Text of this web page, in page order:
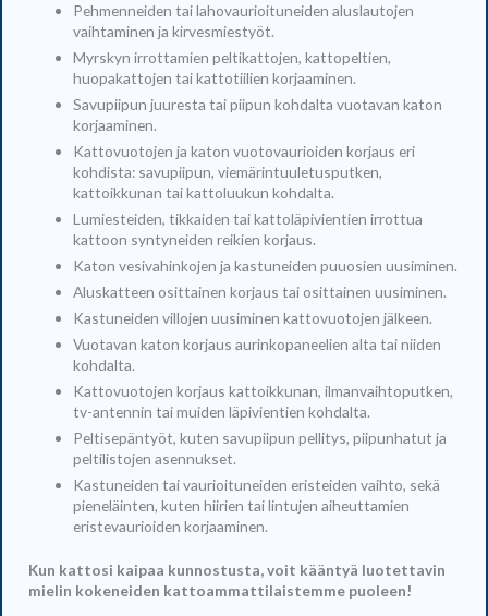
Pehmenneiden tai lahovaurioituneiden aluslautojen
vaihtaminen ja kirvesmiestyöt.
Myrskyn irrottamien peltikattojen, kattopeltien,
huopakattojen tai kattotiilien korjaaminen.
Savupiipun juuresta tai piipun kohdalta vuotavan katon
korjaaminen.
Kattovuotojen ja katon vuotovaurioiden korjaus eri
kohdista: savupiipun, viemärintuuletusputken,
kattoikkunan tai kattoluukun kohdalta.
Lumiesteiden, tikkaiden tai kattoläpivientien irrottua
kattoon syntyneiden reikien korjaus.
Katon vesivahinkojen ja kastuneiden puuosien uusiminen.
Aluskatteen osittainen korjaus tai osittainen uusiminen.
Kastuneiden villojen uusiminen kattovuotojen jälkeen.
Vuotavan katon korjaus aurinkopaneelien alta tai niiden
kohdalta.
Kattovuotojen korjaus kattoikkunan, ilmanvaihtoputken,
tv-antennin tai muiden läpivientien kohdalta.
Peltisepäntyöt, kuten savupiipun pellitys, piipunhatut ja
peltilistojen asennukset.
Kastuneiden tai vaurioituneiden eristeiden vaihto, sekä
pieneläinten, kuten hiirien tai lintujen aiheuttamien
eristevaurioiden korjaaminen.
Kun kattosi kaipaa kunnostusta, voit kääntyä luotettavin
mielin kokeneiden kattoammattilaistemme puoleen!